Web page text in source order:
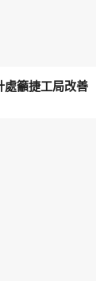
處籲捷工局改善